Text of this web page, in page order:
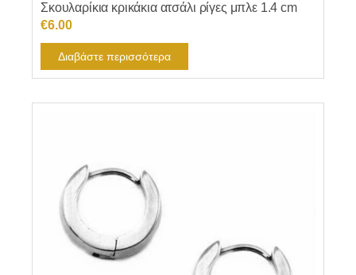
Σκουλαρίκια κρικάκια ατσάλι ρίγες μπλε 1.4 cm
€6.00
Διαβάστε περισσότερα